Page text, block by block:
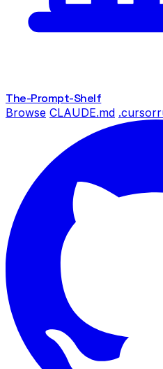
The-Prompt-Shelf
Browse CLAUDE.md